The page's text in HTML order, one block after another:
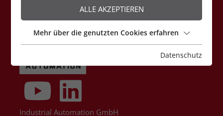
Industrial Automation GmbH
ALLE AKZEPTIEREN
Mehr über die genutzten Cookies erfahren
Datenschutz